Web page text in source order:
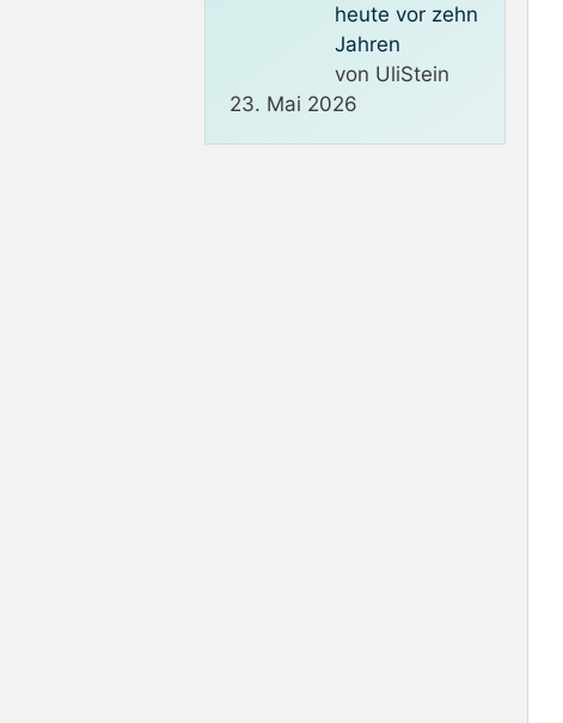
heute vor zehn
Jahren
von UliStein
23. Mai 2026